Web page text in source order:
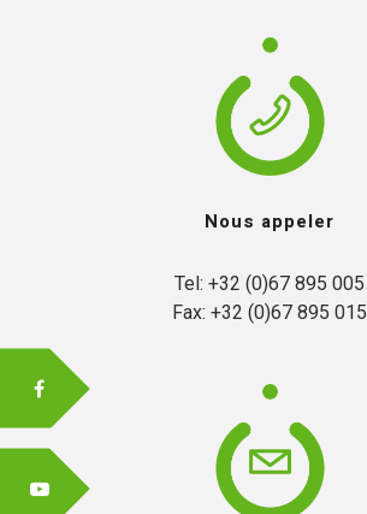
Nous appeler
Tel: +32 (0)67 895 005
Fax: +32 (0)67 895 015